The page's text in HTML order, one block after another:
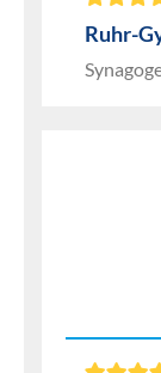
Ruhr-